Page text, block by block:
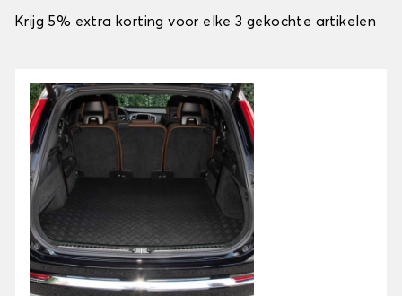
Krijg 5% extra korting voor elke 3 gekochte artikelen